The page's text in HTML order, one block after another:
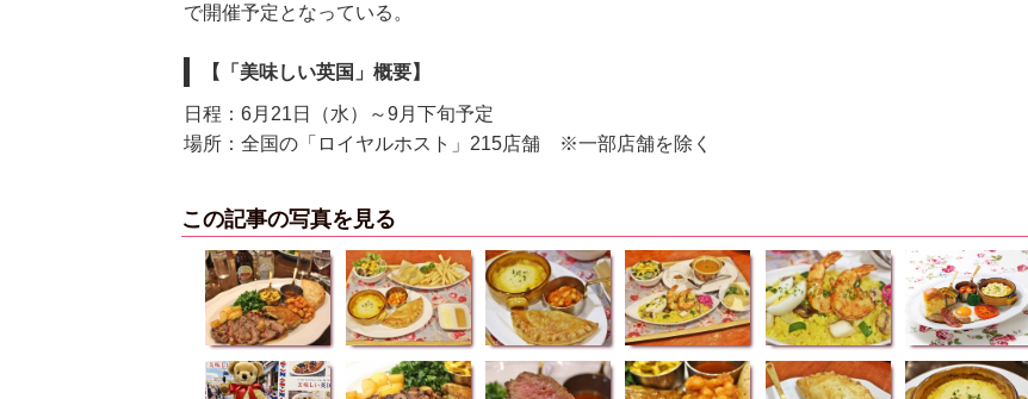
で開催予定となっている。
【「美味しい英国」概要】
日程：6月21日（水）～9月下旬予定
場所：全国の「ロイヤルホスト」215店舗 ※一部店舗を除く
この記事の写真を見る